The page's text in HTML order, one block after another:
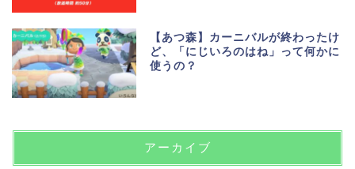
【あつ森】カーニバルが終わったけ
ど、「にじいろのはね」って何かに
使うの？
アーカイブ